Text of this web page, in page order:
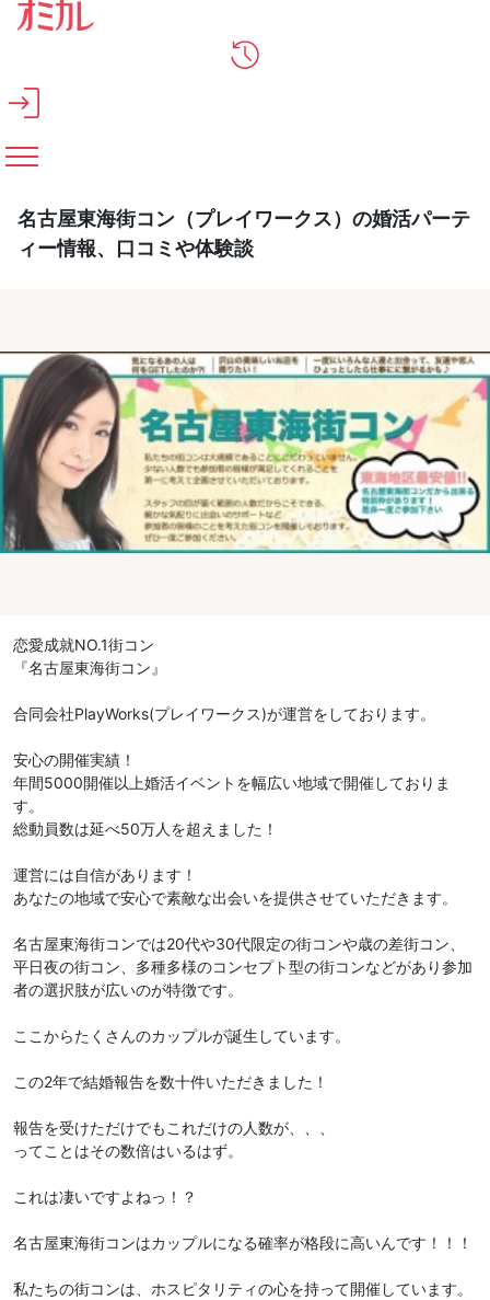
メインコンテンツへスキップ
名古屋東海街コン（プレイワークス）の婚活パーテ
ィー情報、口コミや体験談
恋愛成就NO.1街コン
『名古屋東海街コン』
合同会社PlayWorks(プレイワークス)が運営をしております。
安心の開催実績！
年間5000開催以上婚活イベントを幅広い地域で開催しておりま
す。
総動員数は延べ50万人を超えました！
運営には自信があります！
あなたの地域で安心で素敵な出会いを提供させていただきます。
名古屋東海街コンでは20代や30代限定の街コンや歳の差街コン、
平日夜の街コン、多種多様のコンセプト型の街コンなどがあり参加
者の選択肢が広いのが特徴です。
ここからたくさんのカップルが誕生しています。
この2年で結婚報告を数十件いただきました！
報告を受けただけでもこれだけの人数が、、、
ってことはその数倍はいるはず。
これは凄いですよねっ！？
名古屋東海街コンはカップルになる確率が格段に高いんです！！！
私たちの街コンは、ホスピタリティの心を持って開催しています。